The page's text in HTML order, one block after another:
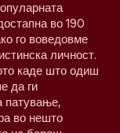
во 190
го воведовме
личност.
каде што одиш
да ги
патување,
во нешто